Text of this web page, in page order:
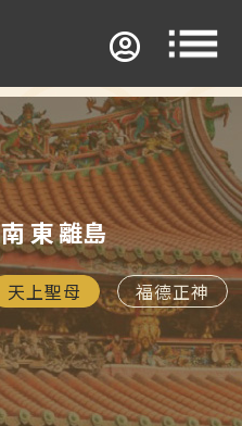
南東離島
天上聖母 福德正神